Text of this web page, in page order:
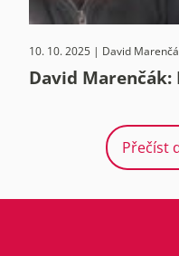
10. 10. 2025 | David
David
Přečíst